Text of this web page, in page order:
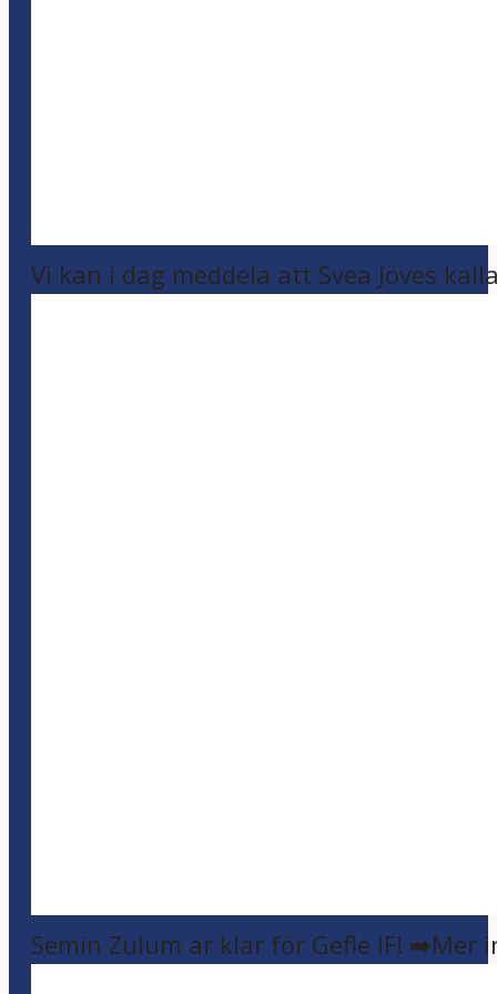
Vi kan i dag meddela att Svea Jöves
Semin Zulum är klar för Gefle IF! ➡️Mer